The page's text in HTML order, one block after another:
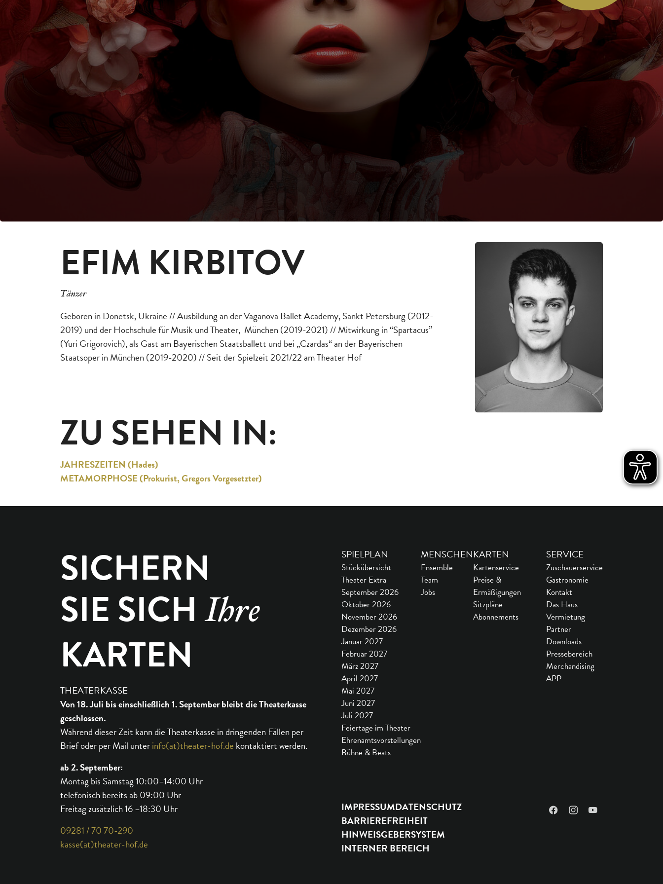
EFIM KIRBITOV
Tänzer
Geboren in Donetsk, Ukraine // Ausbildung an der Vaganova Ballet Academy, Sankt Petersburg (2012-
2019) und der Hochschule für Musik und Theater, München (2019-2021) // Mitwirkung in “Spartacus”
(Yuri Grigorovich), als Gast am Bayerischen Staatsballett und bei „Czardas“ an der Bayerischen
Staatsoper in München (2019-2020) // Seit der Spielzeit 2021/22 am Theater Hof
ZU SEHEN IN:
JAHRESZEITEN (Hades)
METAMORPHOSE (Prokurist, Gregors Vorgesetzter)
SICHERN
SIE SICHIhre
KARTEN
THEATERKASSE
Von 18. Juli bis einschließlich 1. September bleibt die Theaterkasse
geschlossen.
Während dieser Zeit kann die Theaterkasse in dringenden Fällen per
Brief oder per Mail unterinfo(at)theater-hof.de kontaktiert werden.
ab 2. September:
Montag bis Samstag 10:00–14:00 Uhr
telefonisch bereits ab 09:00 Uhr
Freitag zusätzlich 16 –18:30 Uhr
09281 / 70 70-290
kasse(at)theater-hof.de
SPIELPLAN
Stückübersicht
Theater Extra
September 2026
Oktober 2026
November 2026
Dezember 2026
Januar 2027
Februar 2027
März 2027
April 2027
Mai 2027
Juni 2027
Juli 2027
Feiertage im Theater
Ehrenamtsvorstellungen
Bühne & Beats
MENSCHEN
Ensemble
Team
Jobs
KARTEN
Kartenservice
Preise &
Ermäßigungen
Sitzpläne
Abonnements
SERVICE
Zuschauerservice
Gastronomie
Kontakt
Das Haus
Vermietung
Partner
Downloads
Pressebereich
Merchandising
APP
IMPRESSUMDATENSCHUTZ
BARRIEREFREIHEIT
HINWEISGEBERSYSTEM
INTERNER BEREICH
FacebookInstagramYouTube